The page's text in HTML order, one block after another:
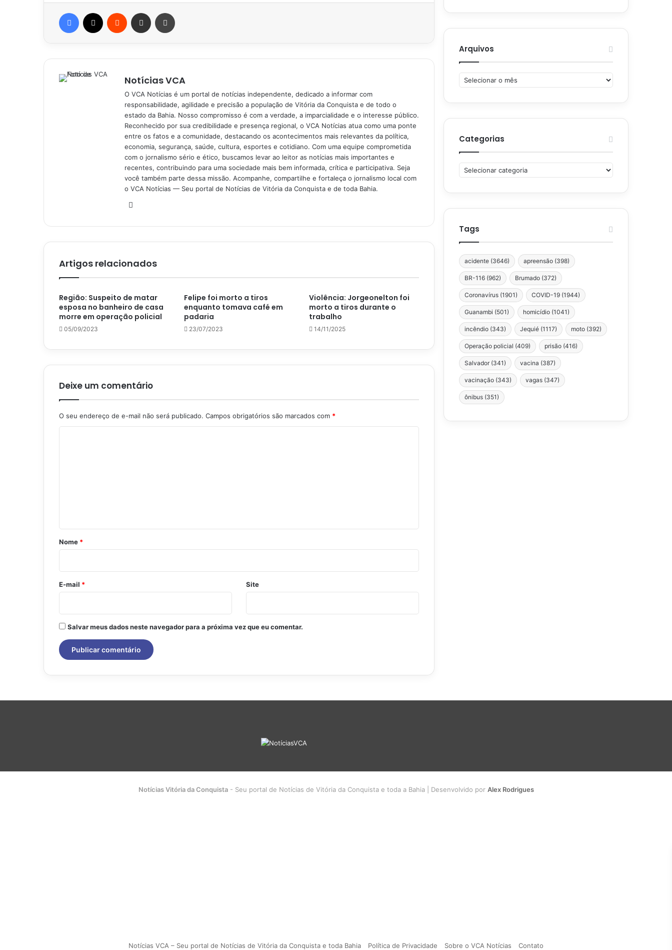
Facebook Reddit Compartilhar via e-mail
Notícias VCA
O VCA Notícias é um portal de notícias independente, dedicado a informar com
responsabilidade, agilidade e precisão a população de Vitória da Conquista e de todo o
estado da Bahia. Nosso compromisso é com a verdade, a imparcialidade e o interesse público.
Reconhecido por sua credibilidade e presença regional, o VCA Notícias atua como uma ponte
entre os fatos e a comunidade, destacando os acontecimentos mais relevantes da política,
economia, segurança, saúde, cultura, esportes e cotidiano. Com uma equipe comprometida
com o jornalismo sério e ético, buscamos levar ao leitor as notícias mais importantes e
recentes, contribuindo para uma sociedade mais bem informada, crítica e participativa. Seja
você também parte dessa missão. Acompanhe, compartilhe e fortaleça o jornalismo local com
o VCA Notícias — Seu portal de Notícias de Vitória da Conquista e de toda Bahia.
Artigos relacionados
Região: Suspeito de matar
esposa no banheiro de casa
morre em operação policial
05/09/2023
Felipe foi morto a tiros
enquanto tomava café em
padaria
23/07/2023
Violência: Jorgeonelton foi
morto a tiros durante o
trabalho
14/11/2025
Deixe um comentário
O seu endereço de e-mail não será publicado. Campos obrigatórios são marcados com *
r
o
*
Nome *
E-mail * Site
Salvar meus dados neste navegador para a próxima vez que eu comentar.
Arquivos
Arquivos
Categorias
Categorias
Tags
acidente (3646) apreensão (398)
BR-116 (962) Brumado (372)
Coronavírus (1901) COVID-19 (1944)
Guanambi (501) homicídio (1041)
incêndio (343) Jequié (1117) moto (392)
Operação policial (409) prisão (416)
Salvador (341) vacina (387)
vacinação (343) vagas (347)
ônibus (351)
Notícias Vitória da Conquista- Seu portal de Notícias de Vitória da Conquista e toda a Bahia | Desenvolvido por Alex Rodrigues
Notícias VCA – Seu portal de Notícias de Vitória da Conquista e toda Bahia Política de Privacidade Sobre o VCA Notícias Contato